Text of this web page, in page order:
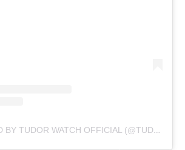
A POST SHARED BY TUDOR WATCH OFFICIAL (@TUDORWATCH)